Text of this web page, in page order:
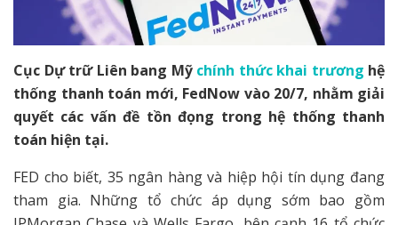
Cục Dự trữ Liên bang Mỹchính thức khai trương hệ
thống thanh toán mới, FedNow vào 20/7, nhằm giải
quyết các vấn đề tồn đọng trong hệ thống thanh
toán hiện tại.
FED cho biết, 35 ngân hàng và hiệp hội tín dụng đang
tham gia. Những tổ chức áp dụng sớm bao gồm